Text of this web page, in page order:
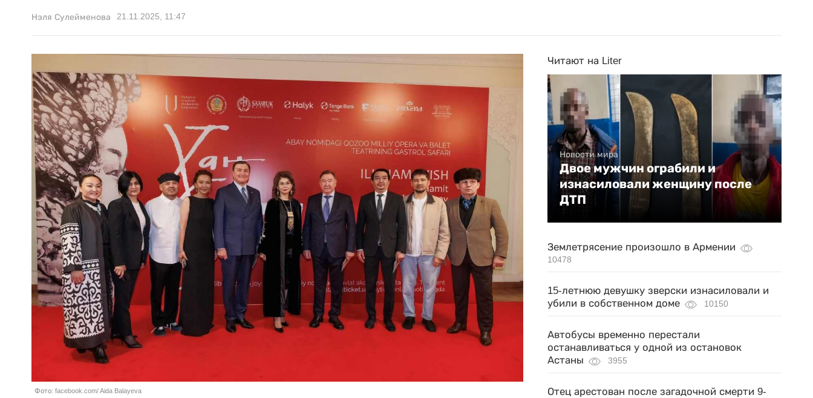
Нэля Сулейменова 21.11.2025, 11:47
Фото: facebook.com/ Aida Balayeva
Читают на Liter
Новости мира
Двое мужчин ограбили и
изнасиловали женщину после
ДТП
Землетрясение произошло в Армении
10478
15-летнюю девушку зверски изнасиловали и
убили в собственном доме
10150
Автобусы временно перестали
останавливаться у одной из остановок
Астаны
3955
Отец арестован после загадочной смерти 9-